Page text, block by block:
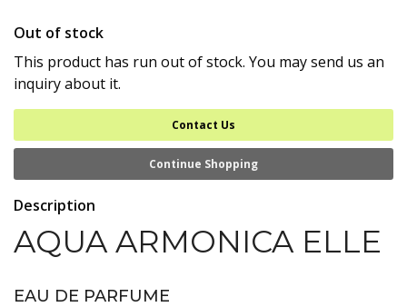
Out of stock
This product has run out of stock. You may send us an
inquiry about it.
Contact Us
Continue Shopping
Description
AQUA ARMONICA ELLE
EAU DE PARFUME